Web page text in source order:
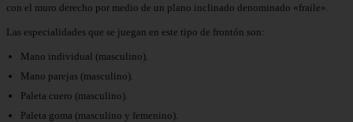
con el muro derecho por medio de un plano inclinado denominado «fraile».
Las especialidades que se juegan en este tipo de frontón son:
Mano individual (masculino).
Mano parejas (masculino).
Paleta cuero (masculino).
Paleta goma (masculino y femenino).